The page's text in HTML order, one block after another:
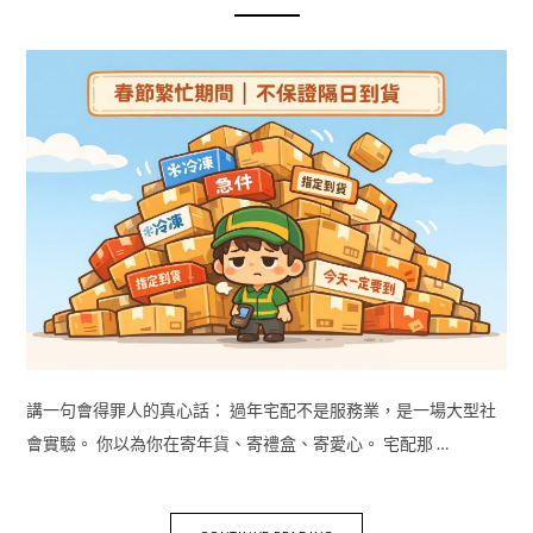
講一句會得罪人的真心話： 過年宅配不是服務業，是一場大型社
會實驗。 你以為你在寄年貨、寄禮盒、寄愛心。 宅配那 …